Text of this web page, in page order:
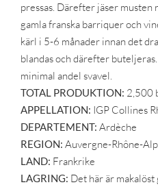
pressas. Därefter jäser musten
gamla franska barriquer och
kärl i 5-6 månader innan det
blandas och därefter
minimal andel svavel.
TOTAL PRODUKTION: 2,500
APPELLATION: IGP Collines
DEPARTEMENT: Ardèche
REGION: Auvergne-Rhône-
LAND: Frankrike
LAGRING: Det här är